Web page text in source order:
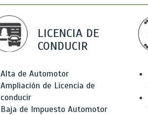
LICENCIA DE
CONDUCIR
Alta de Automotor
Ampliación de Licencia de
conducir
Baja de Impuesto Automotor